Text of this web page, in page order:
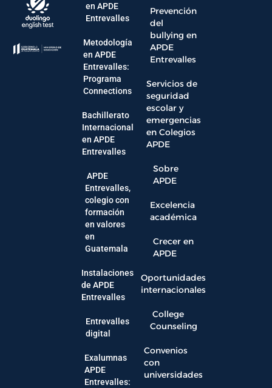
en APDE
Entrevalles
Metodología
en APDE
Entrevalles:
Programa
Connections
Bachillerato
Internacional
en APDE
Entrevalles
APDE
Entrevalles,
colegio con
formación
en valores
en
Guatemala
Instalaciones
de APDE
Entrevalles
Entrevalles
digital
Exalumnas
APDE
Entrevalles:
Prevención
del
bullying en
APDE
Entrevalles
Servicios de
seguridad
escolar y
emergencias
en Colegios
APDE
Sobre
APDE
Excelencia
académica
Crecer en
APDE
Oportunidades
internacionales
College
Counseling
Convenios
con
universidades